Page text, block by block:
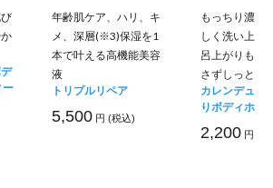
ー
年齢肌ケア、ハリ、キ
メ、深層(※3)保湿を1
本で叶える高機能美容
液
トリプルリペア
5,500 円 (税込)
もっちり濃密
しく洗い上げ
呂上がりもう
さずしっとり
カレンデュラ
りボディホイ
2,200 円 (税